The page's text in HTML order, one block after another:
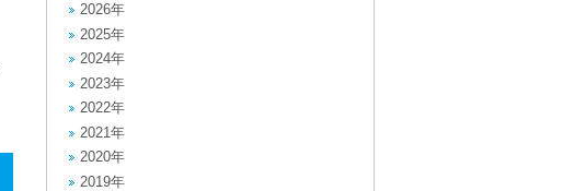
2026年
2025年
2024年
2023年
2022年
2021年
2020年
2019年